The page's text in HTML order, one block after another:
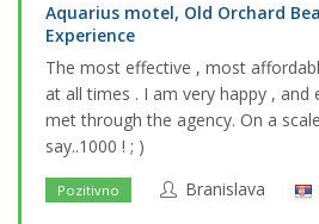
Aquarius motel, Old Orchard
Experience
The most effective , most
at all times . I am very happy , and
met through the agency. On a
say..1000 ! ; )
Pozitivno Branislava